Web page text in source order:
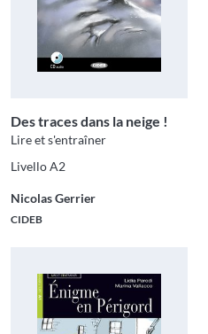
Des traces dans la neige !
Lire et s'entraîner
Livello A2
Nicolas Gerrier
CIDEB